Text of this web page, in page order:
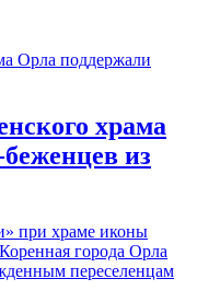
храма
из
при храме иконы
города Орла
переселенцам